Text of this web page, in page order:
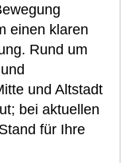
einen klaren
Rund um
und Altstadt
bei aktuellen
für Ihre